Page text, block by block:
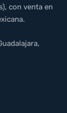
con venta en